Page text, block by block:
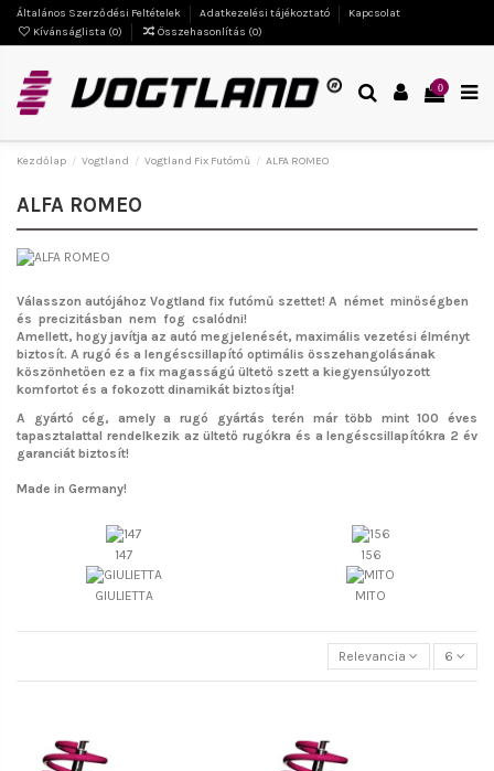
Általános Szerződési Feltételek Adatkezelési tájékoztató
Kapcsolat
Kívánságlista (0) Összehasonlítás (0)
0
Kezdőlap Vogtland Vogtland Fix Futómű ALFA ROMEO
ALFA ROMEO
Válasszon autójához Vogtland fix futómű szettet! A német minőségben
és precizitásban nem fog csalódni!
Amellett, hogy javítja az autó megjelenését, maximális vezetési élményt
biztosít. A rugó és a lengéscsillapító optimális összehangolásának
köszönhetően ez a fix magasságú ültető szett a kiegyensúlyozott
komfortot és a fokozott dinamikát biztosítja!
A gyártó cég, amely a rugó gyártás terén már több mint 100 éves
tapasztalattal rendelkezik az ültető rugókra és a lengéscsillapítókra 2 év
garanciát biztosít!
Made in Germany!
147 156
GIULIETTA MITO
Relevancia 6